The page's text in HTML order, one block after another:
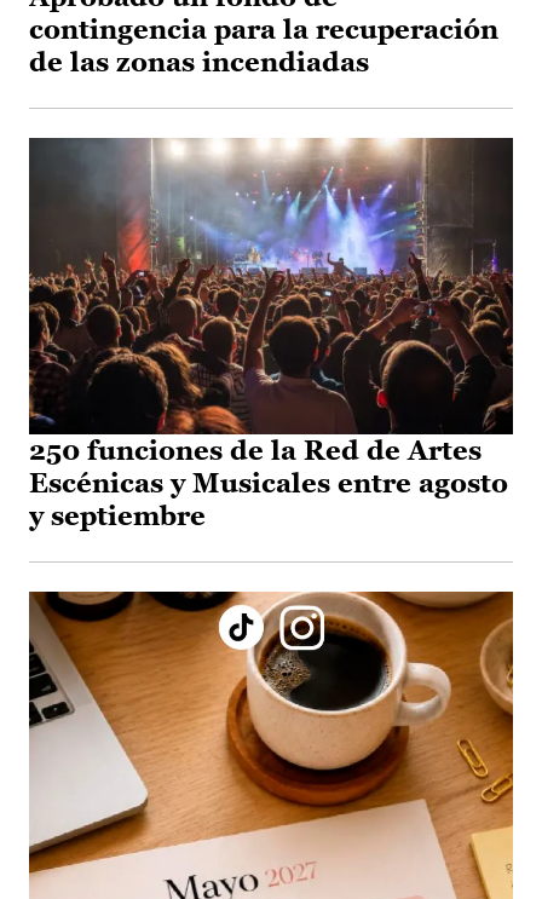
contingencia para la recuperación
de las zonas incendiadas
250 funciones de la Red de Artes
Escénicas y Musicales entre agosto
y septiembre